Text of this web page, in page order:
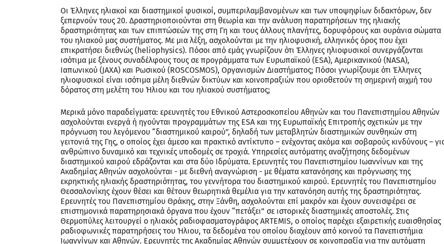
Οι Έλληνες ηλιακοί και διαστημικοί φυσικοί, συμπεριλαμβανομένων και των υποψηφίων διδακτόρων, δεν
ξεπερνούν τους 20. Δραστηριοποιούνται στη θεωρία και την ανάλυση παρατηρήσεων της ηλιακής
δραστηριότητας και των επιπτώσεών της στη Γη και τους άλλους πλανήτες, δορυφόρους και ουράνια σώματα
του ηλιακού μας συστήματος. Με μια λέξη, ασχολούνται με την ηλιοφυσική, ελληνικός όρος που έχει
επικρατήσει διεθνώς (heliophysics). Πόσοι από εμάς γνωρίζουν ότι Έλληνες ηλιοφυσικοί συνεργάζονται
ισότιμα με ξένους συναδέλφους τους σε προγράμματα των Ευρωπαϊκού (ESA), Αμερικανικού (NASA),
Ιαπωνικού (JAXA) και Ρωσικού (ROSCOSMOS), Οργανισμών Διαστήματος; Πόσοι γνωρίζουμε ότι Έλληνες
ηλιοφυσικοί είναι ισότιμα μέλη διεθνών δικτύων και κοινοπραξιών που οριοθετούν τη σημερινή αιχμή του
δόρατος στη μελέτη του Ήλιου και του ηλιακού συστήματος;
Μερικά μόνο παραδείγματα: ερευνητές του Εθνικού Αστεροσκοπείου Αθηνών και του Πανεπιστημίου Αθηνών
ασχολούνται ενεργά ή ηγούνται προγραμμάτων της ESA και της Ευρωπαϊκής Επιτροπής σχετικών με την
πρόγνωση του λεγόμενου “διαστημικού καιρού”, δηλαδή των μεταβλητών διαστημικών συνθηκών στη
γειτονιά της Γης, ο οποίος έχει άμεσο και πρακτικό αντίκτυπο – ενέχοντας ακόμα και σοβαρούς κινδύνους –
ανθρώπινο δυναμικό και τεχνικές υποδομές σε τροχιά. Υπηρεσίες αυτόματης αναζήτησης δεδομένων
διαστημικού καιρού εδράζονται και στα δύο Ιδρύματα. Ερευνητές του Πανεπιστημίου Ιωαννίνων και της
Ακαδημίας Αθηνών ασχολούνται - με διεθνή αναγνώριση - με θέματα κατανόησης και πρόγνωσης της
εκρηκτικής ηλιακής δραστηριότητας, του γεννήτορα του διαστημικού καιρού. Ερευνητές του Πανεπιστημίου
Θεσσαλονίκης έχουν θέσει και θέτουν θεωρητικά θεμέλια για την κατανόηση αυτής της δραστηριότητας.
Ερευνητές του Πανεπιστημίου Θράκης, στην Ξάνθη, ασχολούνται επί μακρόν και έχουν συνεισφέρει σε
επιστημονικά παρατηρησιακά όργανα που έχουν “πετάξει” σε ιστορικές διαστημικές αποστολές. Στις
Θερμοπύλες λειτουργεί ο ηλιακός ραδιοφασματογράφος ARTEMIS, ο οποίος παρέχει εξαιρετικής ευαισθησίας
ραδιοφωνικές παρατηρήσεις του Ήλιου, τα δεδομένα του οποίου διαχέουν από κοινού τα Πανεπιστήμια
Ιωαννίνων και Αθηνών. Ερευνητές της Ακαδημίας Αθηνών συμμετέχουν σε κοινοπραξία για την αυτόματη